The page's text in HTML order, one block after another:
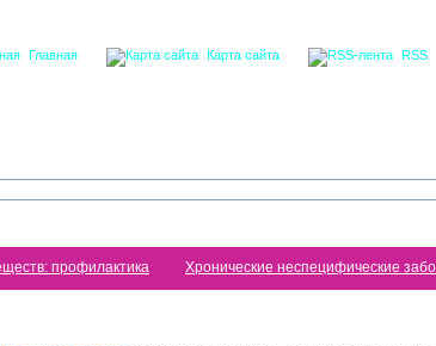
Главная Карта сайта RSS
профилактика Хронические неспецифические